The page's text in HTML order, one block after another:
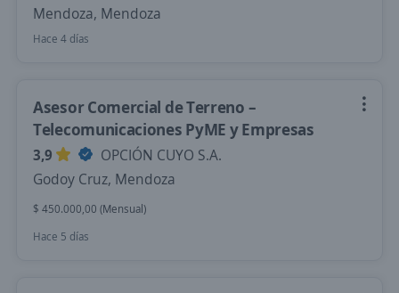
Mendoza, Mendoza
Hace 4 días
Asesor Comercial de Terreno –
Telecomunicaciones PyME y Empresas
3,9
OPCIÓN CUYO S.A.
Godoy Cruz, Mendoza
$ 450.000,00 (Mensual)
Hace 5 días